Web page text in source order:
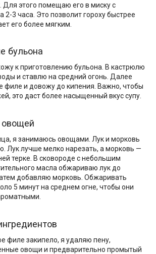
этого помещаю его в миску с
2-3 часа. Это позволит гороху быстрее
его более мягким.
бульона
к приготовлению бульона. В кастрюлю
и ставлю на средний огонь. Далее
филе и довожу до кипения. Важно, чтобы
это даст более насыщенный вкус супу.
я занимаюсь овощами. Лук и морковь
Лук лучше мелко нарезать, а морковь —
терке. В сковороде с небольшим
масла обжариваю лук до
добавляю морковь. Обжаривать
5 минут на среднем огне, чтобы они
филе закипело, я удаляю пену,
овощи и предварительно промытый